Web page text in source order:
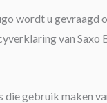
wordt u
van Saxo
gebruik maken